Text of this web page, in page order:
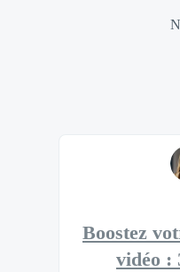
Boostez
vidéo :